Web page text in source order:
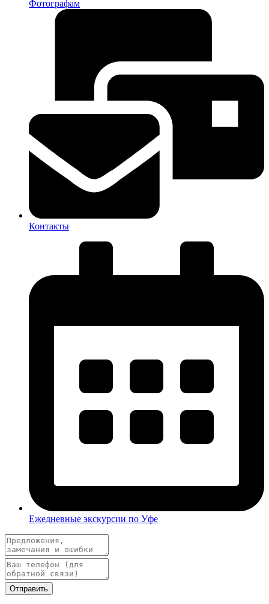
Фотографам
Контакты
Ежедневные экскурсии по Уфе
Отправить